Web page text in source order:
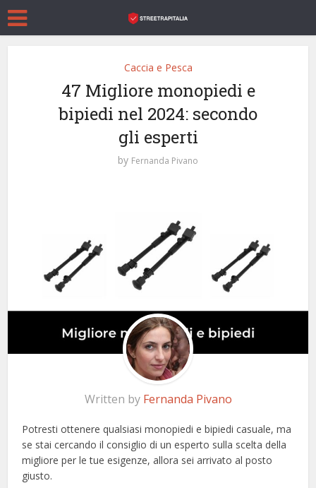
Caccia e Pesca
47 Migliore monopiedi e
bipiedi nel 2024: secondo
gli esperti
by Fernanda Pivano
Written by Fernanda Pivano
Potresti ottenere qualsiasi monopiedi e bipiedi casuale, ma
se stai cercando il consiglio di un esperto sulla scelta della
migliore per le tue esigenze, allora sei arrivato al posto
giusto.